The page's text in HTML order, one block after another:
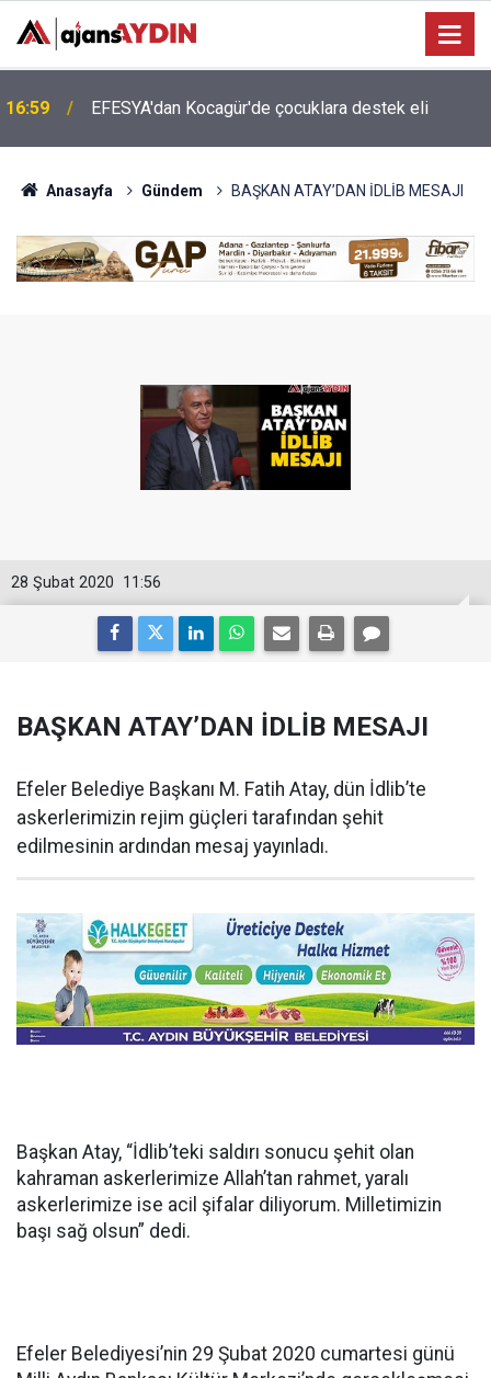
16:46 Aydın'ın turizmi için Ankara'da önemli temas
Anasayfa Gündem BAŞKAN ATAY’DAN İDLİB MESAJI
11:56
28 Şubat 2020
BAŞKAN ATAY’DAN İDLİB MESAJI
Efeler Belediye Başkanı M. Fatih Atay, dün İdlib’te
askerlerimizin rejim güçleri tarafından şehit
edilmesinin ardından mesaj yayınladı.
Başkan Atay, “İdlib’teki saldırı sonucu şehit olan
kahraman askerlerimize Allah’tan rahmet, yaralı
askerlerimize ise acil şifalar diliyorum. Milletimizin
başı sağ olsun” dedi.
Efeler Belediyesi’nin 29 Şubat 2020 cumartesi günü